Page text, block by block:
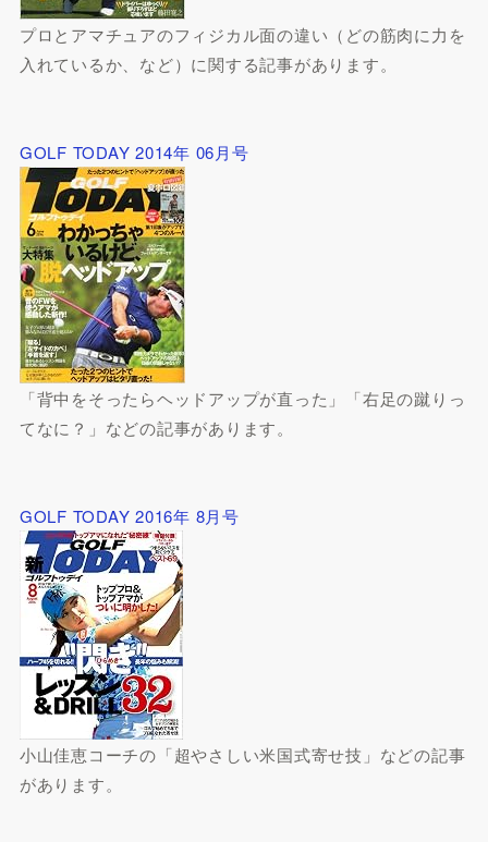
プロとアマチュアのフィジカル面の違い（どの筋肉に力を
入れているか、など）に関する記事があります。
GOLF TODAY 2014年 06月号
「背中をそったらヘッドアップが直った」「右足の蹴りっ
てなに？」などの記事があります。
GOLF TODAY 2016年 8月号
小山佳恵コーチの「超やさしい米国式寄せ技」などの記事
があります。